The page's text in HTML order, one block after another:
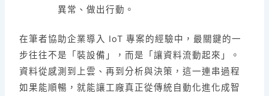
異常、做出行動。
在筆者協助企業導入 IoT 專案的經驗中，最關鍵的一
步往往不是「裝設備」，而是「讓資料流動起來」。
資料從感測到上雲、再到分析與決策，這一連串過程
如果能順暢，就能讓工廠真正從傳統自動化進化成智